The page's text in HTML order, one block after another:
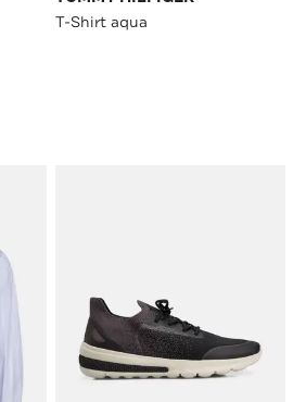
T-Shirt aqua